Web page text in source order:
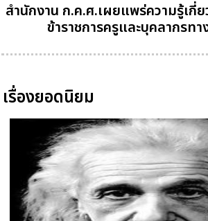
สำนักงาน ก.ค.ศ.เผยแพร่ความรู้เกี่
ข้าราชการครูและบุคลากรท
เรื่องยอดนิยม